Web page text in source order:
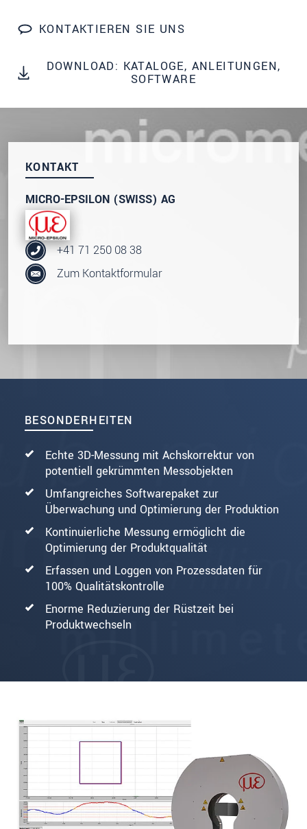
KONTAKTIEREN SIE UNS
DOWNLOAD: KATALOGE, ANLEITUNGEN,
SOFTWARE
BESONDERHEITEN
Echte 3D-Messung mit Achskorrektur von
potentiell gekrümmten Messobjekten
Umfangreiches Softwarepaket zur
Überwachung und Optimierung der Produktion
Kontinuierliche Messung ermöglicht die
Optimierung der Produktqualität
Erfassen und Loggen von Prozessdaten für
100% Qualitätskontrolle
Enorme Reduzierung der Rüstzeit bei
Produktwechseln
KONTAKT
MICRO-EPSILON (SWISS) AG
+41 71 250 08 38
Zum Kontaktformular